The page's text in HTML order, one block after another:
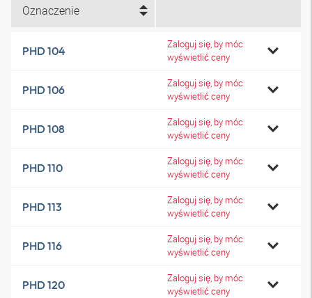
Oznaczenie
PHD 104
Zaloguj się, by móc
wyświetlić ceny
PHD 106
Zaloguj się, by móc
wyświetlić ceny
PHD 108
Zaloguj się, by móc
wyświetlić ceny
PHD 110
Zaloguj się, by móc
wyświetlić ceny
PHD 113
Zaloguj się, by móc
wyświetlić ceny
PHD 116
Zaloguj się, by móc
wyświetlić ceny
PHD 120
Zaloguj się, by móc
wyświetlić ceny